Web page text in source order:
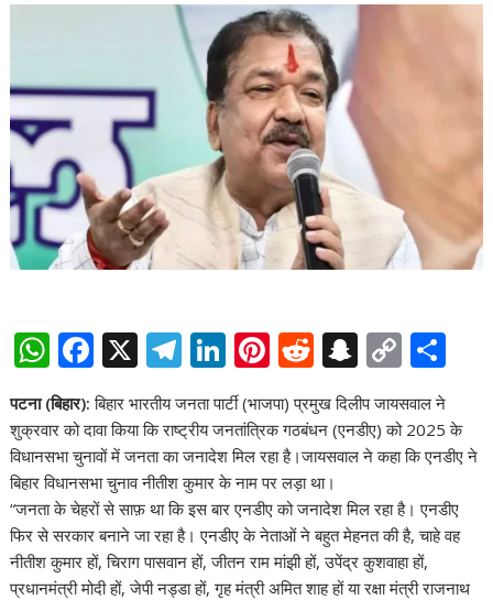
W
h
at
s
A
p
p
F
ac
e
b
o
o
k
X T
el
e
gr
a
m
Li
n
k
e
dI
n
Pi
nt
er
e
st
R
e
d
di
t
S
n
a
p
h
at
C
o
p
y
Li
n
k
ar
e
पटना (बिहार): बिहार भारतीय जनता पार्टी (भाजपा) प्रमुख दिलीप जायसवाल ने
शुक्रवार को दावा किया कि राष्ट्रीय जनतांत्रिक गठबंधन (एनडीए) को 2025 के
विधानसभा चुनावों में जनता का जनादेश मिल रहा है।जायसवाल ने कहा कि एनडीए ने
बिहार विधानसभा चुनाव नीतीश कुमार के नाम पर लड़ा था।
“जनता के चेहरों से साफ़ था कि इस बार एनडीए को जनादेश मिल रहा है। एनडीए
फिर से सरकार बनाने जा रहा है। एनडीए के नेताओं ने बहुत मेहनत की है, चाहे वह
नीतीश कुमार हों, चिराग पासवान हों, जीतन राम मांझी हों, उपेंद्र कुशवाहा हों,
प्रधानमंत्री मोदी हों, जेपी नड्डा हों, गृह मंत्री अमित शाह हों या रक्षा मंत्री राजनाथ